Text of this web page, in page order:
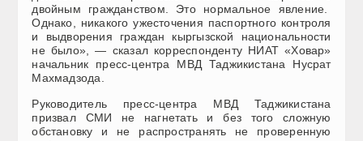
двойным гражданством. Это нормальное явление.
Однако, никакого ужесточения паспортного контроля
и выдворения граждан кыргызской национальности
не было», — сказал корреспонденту НИАТ «Ховар»
начальник пресс-центра МВД Таджикистана Нусрат
Махмадзода.
Руководитель пресс-центра МВД Таджикистана
призвал СМИ не нагнетать и без того сложную
обстановку и не распространять не проверенную